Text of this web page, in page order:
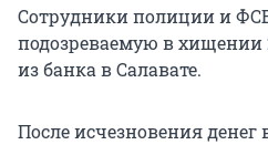
Сотрудники полиции и
подозреваемую в хищении
из банка в Салавате.
После исчезновения